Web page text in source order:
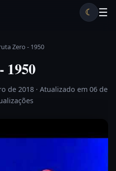
☰
☾
Zero - 1950
1950
de 2018 · Atualizado em 06 de